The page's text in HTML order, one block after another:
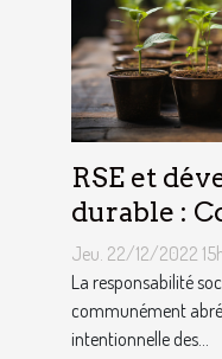
RSE et
durable :
décrocher
avec ce
Jeu. 22/12/2022
La responsabilité
communément
intentionnelle des...